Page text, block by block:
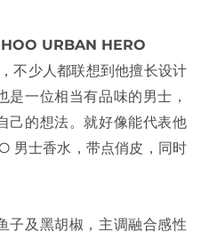
URBAN HERO
不少人都联想到他擅长设计
一位相当有品味的男士，
己的想法。就好像能代表他
男士香水，带点俏皮，同时
子及黑胡椒，主调融合感性